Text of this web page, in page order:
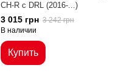
CH-R с DRL (2016-...)
3 015 грн 3 242 грн
В наличии
Купить